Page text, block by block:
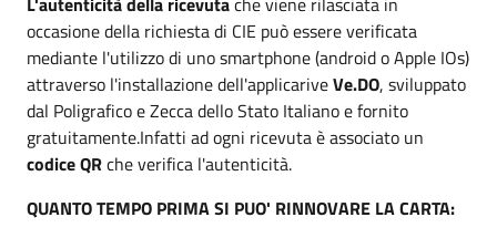
occasione della richiesta di CIE può essere verificata
mediante l'utilizzo di uno smartphone (android o Apple IOs)
attraverso l'installazione dell'applicariveVe.DO, sviluppato
dal Poligrafico e Zecca dello Stato Italiano e fornito
gratuitamente.Infatti ad ogni ricevuta è associato un
codice QRche verifica l'autenticità.
QUANTO TEMPO PRIMA SI PUO' RINNOVARE LA CARTA: